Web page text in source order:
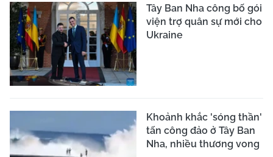
Tây Ban Nha công bố gói
viện trợ quân sự mới cho
Ukraine
Khoảnh khắc 'sóng thần'
tấn công đảo ở Tây Ban
Nha, nhiều thương vong